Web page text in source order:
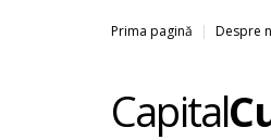
Prima pagină Despre
Capital